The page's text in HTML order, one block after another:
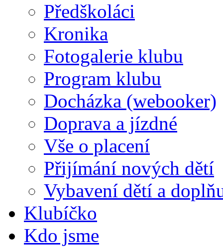
Předškoláci
Kronika
Fotogalerie klubu
Program klubu
Docházka (webooker)
Doprava a jízdné
Vše o placení
Přijímání nových dětí
Vybavení dětí a
Klubíčko
Kdo jsme